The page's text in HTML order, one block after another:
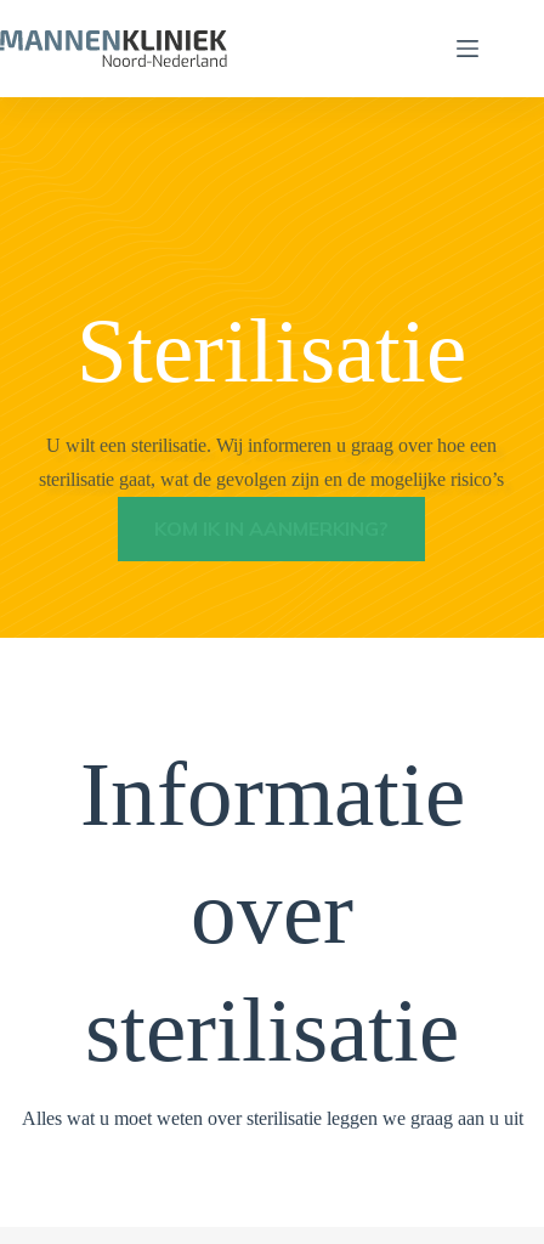
naar
de
Sterilisatie
U wilt een sterilisatie. Wij informeren u graag over hoe een
sterilisatie gaat, wat de gevolgen zijn en de mogelijke risico’s
Informatie
over
sterilisatie
Alles wat u moet weten over sterilisatie leggen we graag aan u uit